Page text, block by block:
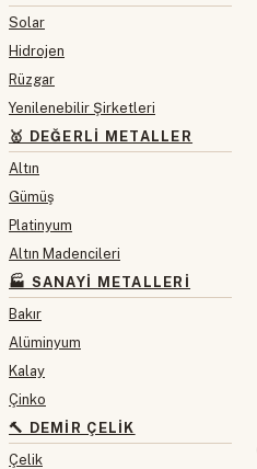
Solar
Hidrojen
Rüzgar
Yenilenebilir Şirketleri
🥇 DEĞERLI METALLER
Altın
Gümüş
Platinyum
Altın Madencileri
🏭 SANAYI METALLERI
Bakır
Alüminyum
Kalay
Çinko
🔨 DEMIR ÇELIK
Çelik